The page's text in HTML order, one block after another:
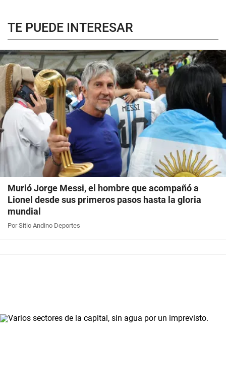
TE PUEDE INTERESAR
Murió Jorge Messi, el hombre que acompañó a
Lionel desde sus primeros pasos hasta la gloria
mundial
Por Sitio Andino Deportes